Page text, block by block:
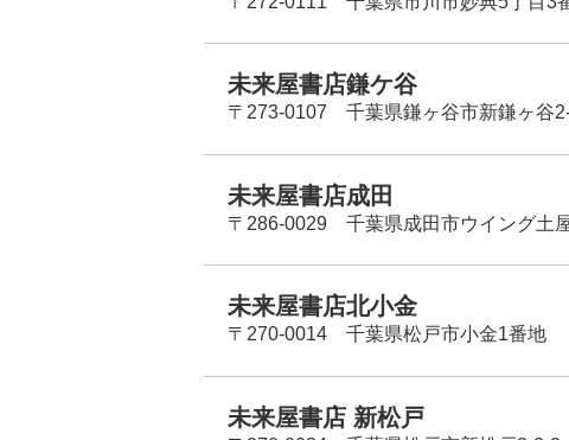
未来屋書店鎌ケ谷
〒273-0107 千葉県鎌ヶ谷市新鎌ヶ谷
未来屋書店成田
〒286-0029 千葉県成田市ウイング土
未来屋書店北小金
〒270-0014 千葉県松戸市小金1番地
未来屋書店 新松戸